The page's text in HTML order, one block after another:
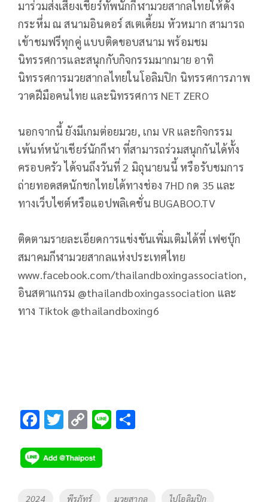
มาร่วมส่งเสียงเชียร์ทัพนักกีฬามวยสากลไทยให้ดัง
กระหึ่ม ณ สนามอินดอร์ สเตเดี้ยม หัวหมาก สามารถ
เข้าชมฟรีทุกคู่ แบบติดขอบสนาม พร้อมชม
นิทรรศการและสนุกกับกิจกรรมมากมาย อาทิ
นิทรรศการมวยสากลไทยในโอลิมปิก นิทรรศการภาพ
วาดฝีมือคนไทย และนิทรรศการ NET ZERO
นอกจากนี้ ยังมีเกมต่อยมวย, เกม VR และกิจกรรม
เพ้นท์หน้าเชียร์นักกีฬา ที่สามารถร่วมสนุกกันได้ทั้ง
ครอบครัว ได้จนถึงวันที่ 2 มิถุนายนนี้ หรือรับชมการ
ถ่ายทอดสดนักชกไทยได้ทางช่อง 7HD กด 35 และ
ทางเว็บไซต์หรือแอปพลิเคชั่น BUGABOO.TV
ติดตามรายละเอียดการแข่งขันเพิ่มเติมได้ที่ เฟซบุ๊ก
สมาคมกีฬามวยสากลแห่งประเทศไทย
www.facebook.com/thailandboxingassociation,
อินสตาแกรม @thailandboxingassociation และ
ทาง Tiktok @thailandboxing6
F
e
b
o
T
tt
er
C
p
y
Li
Li
Tags
2024 พีรภัทร์ มวยสากล ไปโอลิมปิก